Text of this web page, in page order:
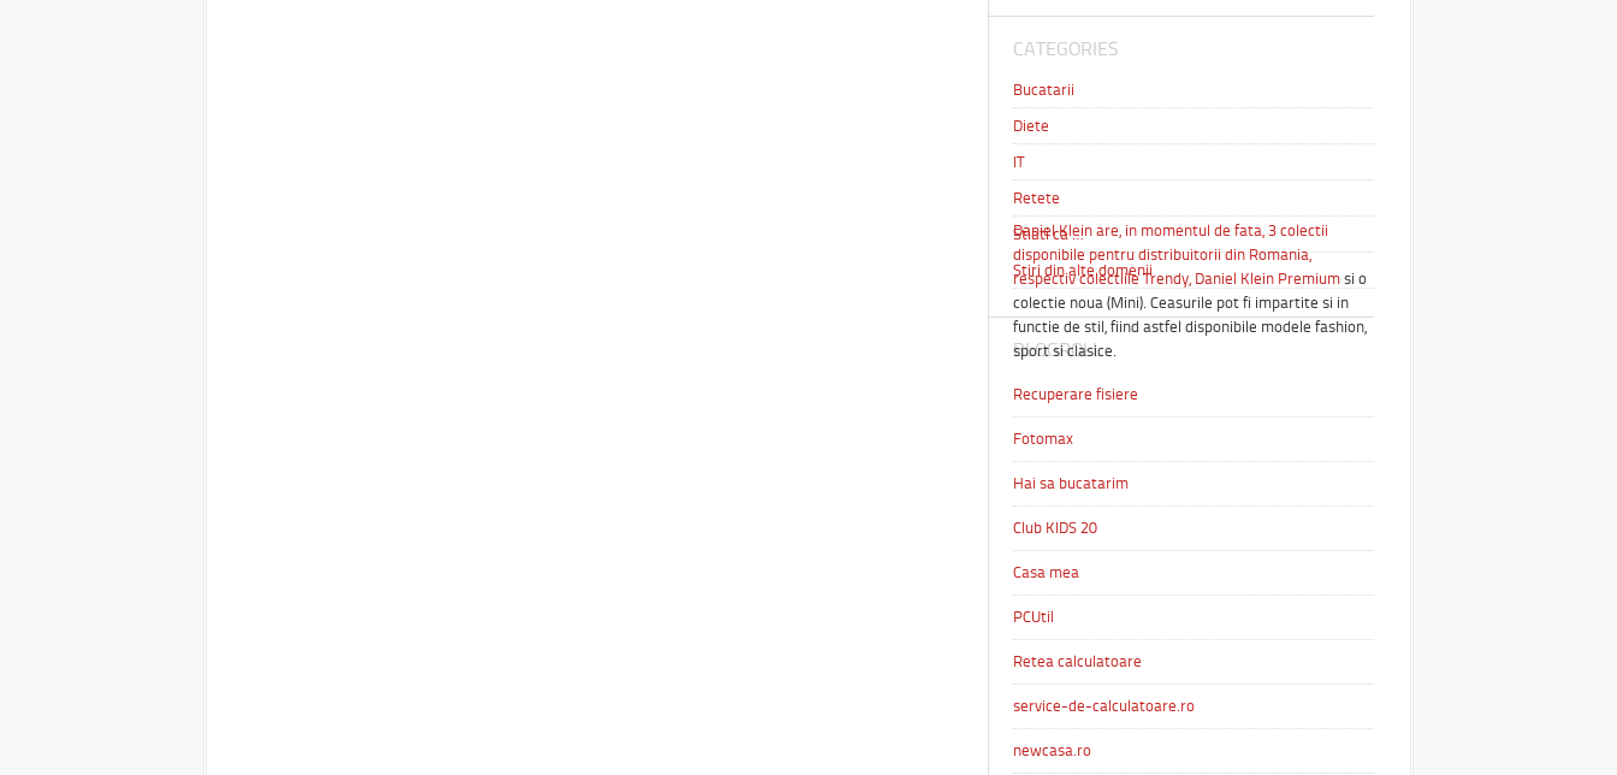
CATEGORIES
Bucatarii
Diete
IT
Retete
Stiati ca …
Stiri din alte domenii
BLOGROLL
Recuperare fisiere
Fotomax
Hai sa bucatarim
Club KIDS 20
Casa mea
PCUtil
Retea calculatoare
service-de-calculatoare.ro
newcasa.ro
Daniel Klein are, in momentul de fata, 3 colectii
disponibile pentru distribuitorii din Romania,
respectiv colectiile Trendy, Daniel Klein Premium si o
colectie noua (Mini). Ceasurile pot fi impartite si in
functie de stil, fiind astfel disponibile modele fashion,
sport si clasice.